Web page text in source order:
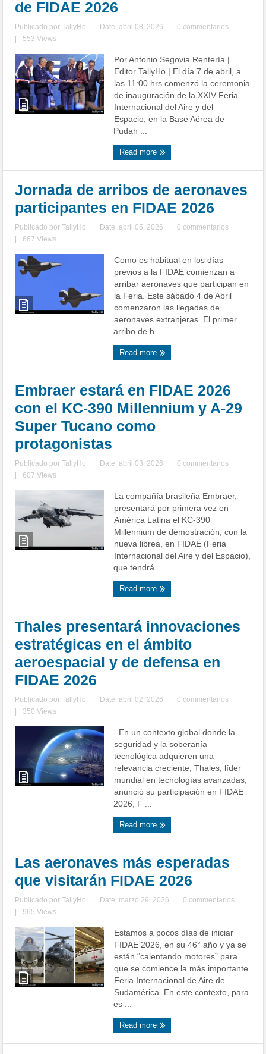
de FIDAE 2026
Publicado porTallyHo Date: abril 08, 2026
0 commentarios
553 Views
Por Antonio Segovia Rentería |
Editor TallyHo | El día 7 de abril, a
las 11:00 hrs comenzó la ceremonia
de inauguración de la XXIV Feria
Internacional del Aire y del
Espacio, en la Base Aérea de
Pudah ...
Read more
Jornada de arribos de aeronaves
participantes en FIDAE 2026
Publicado porTallyHo Date: abril 05, 2026
0 commentarios
667 Views
Como es habitual en los días
previos a la FIDAE comienzan a
arribar aeronaves que participan en
la Feria. Este sábado 4 de Abril
comenzaron las llegadas de
aeronaves extranjeras. El primer
arribo de h ...
Read more
Embraer estará en FIDAE 2026
con el KC-390 Millennium y A-29
Super Tucano como
protagonistas
Publicado porTallyHo Date: abril 03, 2026
0 commentarios
607 Views
La compañía brasileña Embraer,
presentará por primera vez en
América Latina el KC-390
Millennium de demostración, con la
nueva librea, en FIDAE (Feria
Internacional del Aire y del Espacio),
que tendrá ...
Read more
Thales presentará innovaciones
estratégicas en el ámbito
aeroespacial y de defensa en
FIDAE 2026
Publicado porTallyHo Date: abril 02, 2026
0 commentarios
350 Views
En un contexto global donde la
seguridad y la soberanía
tecnológica adquieren una
relevancia creciente, Thales, líder
mundial en tecnologías avanzadas,
anunció su participación en FIDAE
2026, F ...
Read more
Las aeronaves más esperadas
que visitarán FIDAE 2026
Publicado porTallyHo Date: marzo 29, 2026
0 commentarios
965 Views
Estamos a pocos días de iniciar
FIDAE 2026, en su 46° año y ya se
están “calentando motores” para
que se comience la más importante
Feria Internacional de Aire de
Sudamérica. En este contexto, para
es ...
Read more